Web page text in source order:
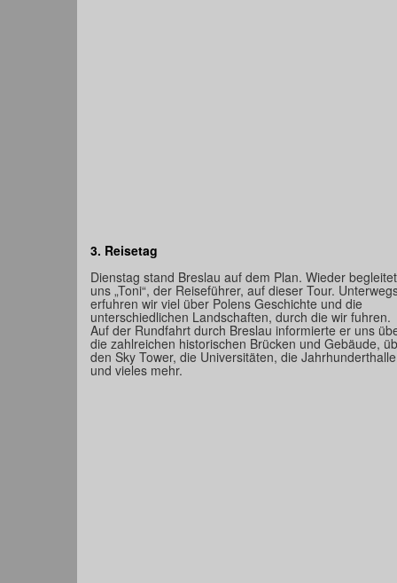
3. Reisetag
Dienstag stand Breslau auf dem Plan. Wieder
uns „Toni“, der Reiseführer, auf dieser Tour.
erfuhren wir viel über Polens Geschichte und die
unterschiedlichen Landschaften, durch die wir fuhren.
Auf der Rundfahrt durch Breslau informierte er uns
die zahlreichen historischen Brücken und Gebäude,
den Sky Tower, die Universitäten, die Jahrhunderthalle
und vieles mehr.